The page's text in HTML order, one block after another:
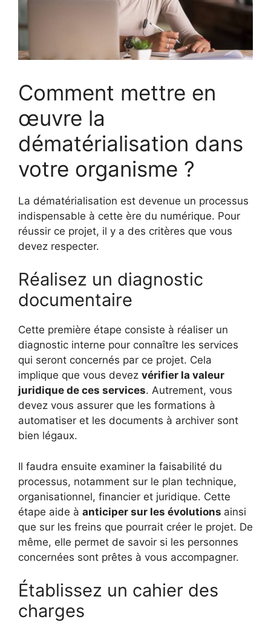
Comment mettre en
œuvre la
dématérialisation dans
votre organisme ?
La dématérialisation est devenue un processus
indispensable à cette ère du numérique. Pour
réussir ce projet, il y a des critères que vous
devez respecter.
Réalisez un diagnostic
documentaire
Cette première étape consiste à réaliser un
diagnostic interne pour connaître les services
qui seront concernés par ce projet. Cela
implique que vous devez vérifier la valeur
juridique de ces services. Autrement, vous
devez vous assurer que les formations à
automatiser et les documents à archiver sont
bien légaux.
Il faudra ensuite examiner la faisabilité du
processus, notamment sur le plan technique,
organisationnel, financier et juridique. Cette
étape aide à anticiper sur les évolutions ainsi
que sur les freins que pourrait créer le projet. De
même, elle permet de savoir si les personnes
concernées sont prêtes à vous accompagner.
Établissez un cahier des
charges